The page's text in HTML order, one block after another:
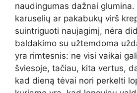
naudingumas dažnai
karuselių ar pakabukų virš
suintriguoti naujagimį, nėra
baldakimo su užtemdoma
yra rimtesnis: ne visi vaikai
šviesoje, tačiau, kita vertus,
kad dieną tėvai nori perkelti